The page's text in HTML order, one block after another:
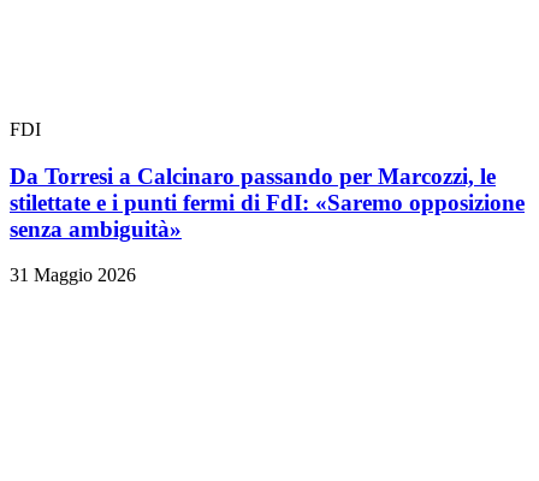
FDI
Da Torresi a Calcinaro passando per Marcozzi, le
stilettate e i punti fermi di FdI: «Saremo opposizione
senza ambiguità»
31 Maggio 2026